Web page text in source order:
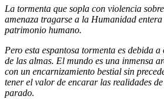
La tormenta que sopla con violencia
amenaza tragarse a la Humanidad
patrimonio humano.
Pero esta espantosa tormenta es debida
de las almas. El mundo es una inmensa
con un encarnizamiento bestial sin
tener el valor de encarar las realidades
parado.